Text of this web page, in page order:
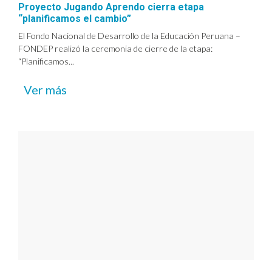
Proyecto Jugando Aprendo cierra etapa
“planificamos el cambio”
El Fondo Nacional de Desarrollo de la Educación Peruana –
FONDEP realizó la ceremonia de cierre de la etapa:
“Planificamos...
Ver más